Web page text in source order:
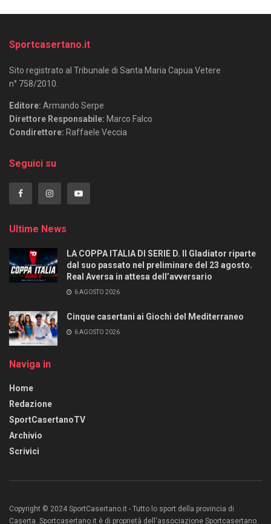
Sportcasertano.it
Sito registrato al Tribunale di Santa Maria Capua Vetere
n° 758/2010.
Editore: Armando Serpe
Direttore Responsabile: Marco Falco
Condirettore: Raffaele Veccia
Seguici su
Ultime News
LA COPPA ITALIA DI SERIE D. Il Gladiator riparte
dal suo passato nel preliminare del 23 agosto.
Real Aversa in attesa dell’avversario
6 AGOSTO 2026
Cinque casertani ai Giochi del Mediterraneo
6 AGOSTO 2026
Naviga in
Home
Redazione
SportCasertanoTV
Archivio
Scrivici
Copyright © 2024 SportCasertano.it - Tutto lo sport della provincia di
Caserta. Sportcasertano.it è di proprietà dell'associazione Sportcasertano.